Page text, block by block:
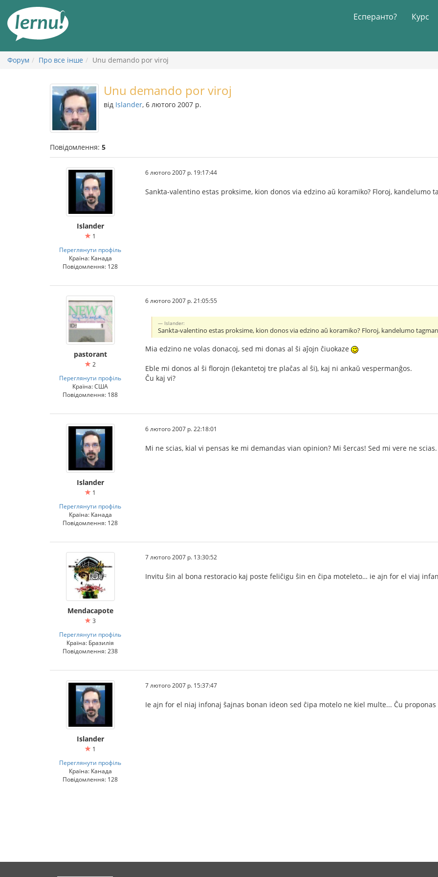
змісту
Есперанто? Курс
Форум Про все інше Unu demando por viroj
Unu demando por viroj
від Islander, 6 лютого 2007 р.
Повідомлення: 5
Islander
1
Переглянути профіль
Країна: Канада
Повідомлення: 128
6 лютого 2007 р. 19:17:44
Sankta-valentino estas proksime, kion donos via edzino aŭ koramiko? Floroj, kandelumo
pastorant
2
Переглянути профіль
Країна: США
Повідомлення: 188
6 лютого 2007 р. 21:05:55
Islander:
Sankta-valentino estas proksime, kion donos via edzino aŭ koramiko? Floroj, kandelumo
Mia edzino ne volas donacoj, sed mi donas al ŝi aĵojn ĉiuokaze
Eble mi donos al ŝi florojn (lekantetoj tre plaĉas al ŝi), kaj ni ankaŭ vespermanĝos.
Ĉu kaj vi?
Islander
1
Переглянути профіль
Країна: Канада
Повідомлення: 128
6 лютого 2007 р. 22:18:01
Mi ne scias, kial vi pensas ke mi demandas vian opinion? Mi ŝercas! Sed mi vere ne
Mendacapote
3
Переглянути профіль
Країна: Бразилія
Повідомлення: 238
7 лютого 2007 р. 13:30:52
Invitu ŝin al bona restoracio kaj poste feliĉigu ŝin en ĉipa moteleto… ie ajn for el viaj
Islander
1
Переглянути профіль
Країна: Канада
Повідомлення: 128
7 лютого 2007 р. 15:37:47
Ie ajn for el niaj infonaj ŝajnas bonan ideon sed ĉipa motelo ne kiel multe... Ĉu